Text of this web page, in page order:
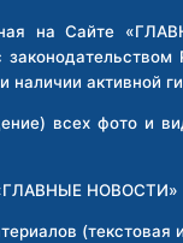
на Сайте
активной
всех фото и
НОВОСТИ»
(текстовая